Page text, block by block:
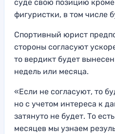
суде свою позицию
фигуристки, в том числе
Спортивный юрист
стороны согласуют
то вердикт будет
недель или месяца.
«Если не согласуют, то
но с учетом интереса к
затянуто не будет. То
месяцев мы узнаем